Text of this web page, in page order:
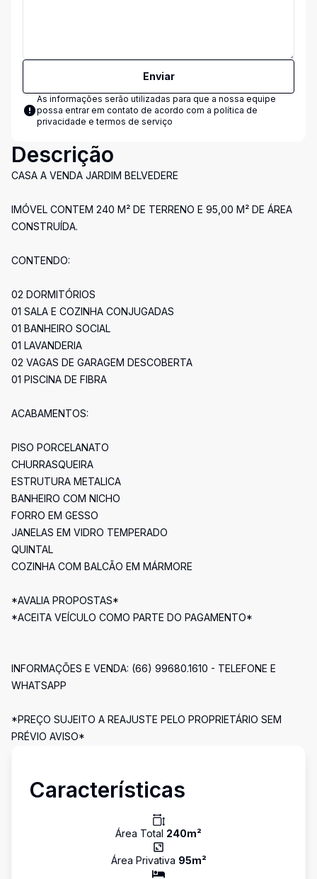
Enviar
As informações serão utilizadas para que a nossa equipe
possa entrar em contato de acordo com a política de
privacidade e termos de serviço
Descrição
CASA A VENDA JARDIM BELVEDERE
IMÓVEL CONTEM 240 M² DE TERRENO E 95,00 M² DE ÁREA
CONSTRUÍDA.
CONTENDO:
02 DORMITÓRIOS
01 SALA E COZINHA CONJUGADAS
01 BANHEIRO SOCIAL
01 LAVANDERIA
02 VAGAS DE GARAGEM DESCOBERTA
01 PISCINA DE FIBRA
ACABAMENTOS:
PISO PORCELANATO
CHURRASQUEIRA
ESTRUTURA METALICA
BANHEIRO COM NICHO
FORRO EM GESSO
JANELAS EM VIDRO TEMPERADO
QUINTAL
COZINHA COM BALCÃO EM MÁRMORE
*AVALIA PROPOSTAS*
*ACEITA VEÍCULO COMO PARTE DO PAGAMENTO*
INFORMAÇÕES E VENDA: (66) 99680.1610 - TELEFONE E
WHATSAPP
*PREÇO SUJEITO A REAJUSTE PELO PROPRIETÁRIO SEM
PRÉVIO AVISO*
Características
Área Total 240m²
Área Privativa 95m²